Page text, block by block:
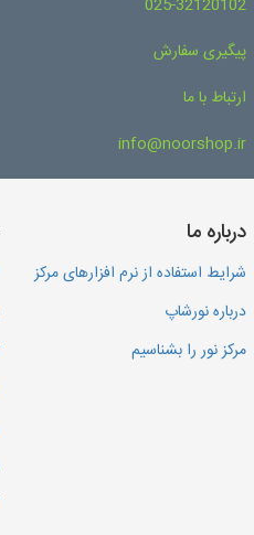
025-32120102
پیگیری سفارش
ارتباط با ما
info@noorshop.ir
درباره ما
شرایط استفاده از نرم افزارهای مرکز
درباره نورشاپ
مرکز نور را بشناسیم